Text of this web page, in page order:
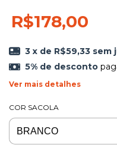
R$178,00
3 x de R$59,33 sem
5% de desconto
Ver mais detalhes
COR SACOLA